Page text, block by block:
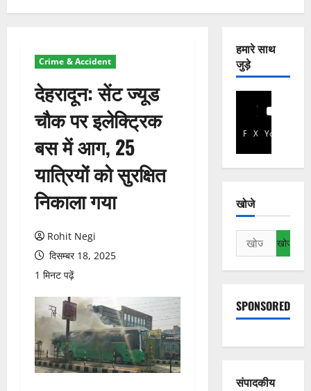
Crime & Accident
देहरादून: सेंट ज्यूड
चौक पर इलेक्ट्रिक
बस में आग, 25
यात्रियों को सुरक्षित
निकाला गया
Rohit Negi
दिसम्बर 18, 2025
1 मिनट पढ़ें
हमारे साथ
जुड़े
Facebook
X YouTube
खोजे
निम्न
को
खोजें:
SPONSORED
संपादकीय